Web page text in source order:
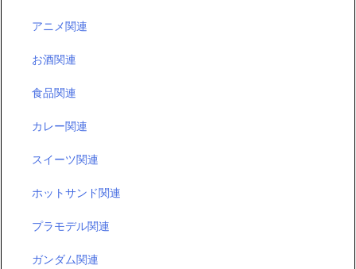
アニメ関連
お酒関連
食品関連
カレー関連
スイーツ関連
ホットサンド関連
プラモデル関連
ガンダム関連